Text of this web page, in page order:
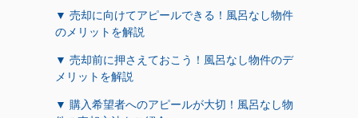
▼ 売却に向けてアピールできる！風呂なし物件
のメリットを解説
▼ 売却前に押さえておこう！風呂なし物件のデ
メリットを解説
▼ 購入希望者へのアピールが大切！風呂なし物